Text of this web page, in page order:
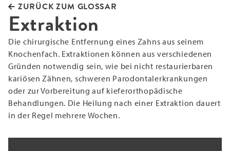
ZURÜCK ZUM GLOSSAR
Extraktion
Die chirurgische Entfernung eines Zahns aus seinem
Knochenfach. Extraktionen können aus verschiedenen
Gründen notwendig sein, wie bei nicht restaurierbaren
kariösen Zähnen, schweren Parodontalerkrankungen
oder zur Vorbereitung auf kieferorthopädische
Behandlungen. Die Heilung nach einer Extraktion dauert
in der Regel mehrere Wochen.